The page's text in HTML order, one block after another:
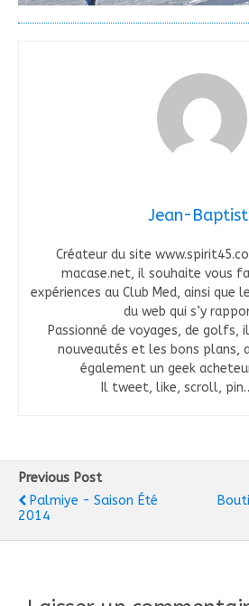
Jean-
Créateur du site
macase.net, il souhaite vous
expériences au Club Med, ainsi que
du web qui s’y
Passionné de voyages, de golfs,
nouveautés et les bons plans,
également un geek
Il tweet, like, scroll,
Previous Post
Palmiye - Saison Été
2014